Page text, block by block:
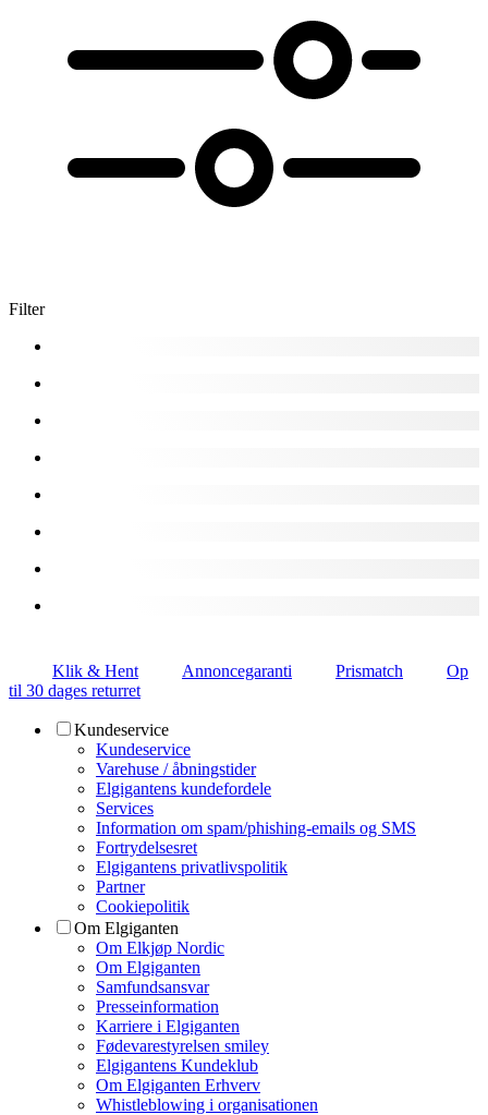
Filter
Klik & Hent Annoncegaranti Prismatch
Op
til 30 dages returret
Kundeservice
Kundeservice
Varehuse / åbningstider
Elgigantens kundefordele
Services
Information om spam/phishing-emails og SMS
Fortrydelsesret
Elgigantens privatlivspolitik
Partner
Cookiepolitik
Om Elgiganten
Om Elkjøp Nordic
Om Elgiganten
Samfundsansvar
Presseinformation
Karriere i Elgiganten
Fødevarestyrelsen smiley
Elgigantens Kundeklub
Om Elgiganten Erhverv
Whistleblowing i organisationen